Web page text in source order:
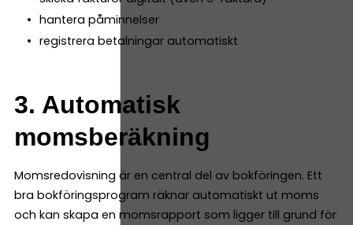
hantera påminnelser
registrera betalningar automatiskt
3. Automatisk
momsberäkning
Momsredovisning är en central del av bokföringen. Ett
bra bokföringsprogram räknar automatiskt ut moms
och kan skapa en momsrapport som ligger till grund för